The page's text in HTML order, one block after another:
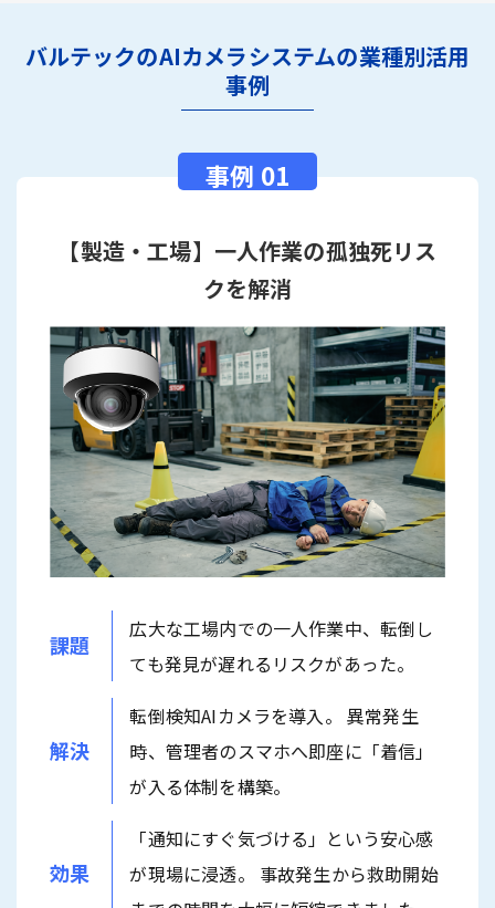
バルテックのAIカメラシステムの業種別活用
事例
【製造・工場】一人作業の孤独死リス
クを解消
課題
広大な工場内での一人作業中、転倒し
ても発見が遅れるリスクがあった。
解決
転倒検知AIカメラを導入。 異常発生
時、管理者のスマホへ即座に「着信」
が入る体制を構築。
効果
「通知にすぐ気づける」という安心感
が現場に浸透。 事故発生から救助開始